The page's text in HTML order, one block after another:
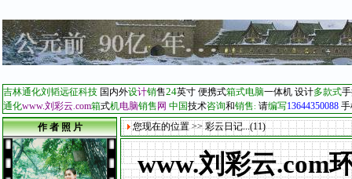
吉林通化刘韬远征科技 国内外设计销售24英寸 便携式箱式电脑一体机 设计多款式
通化www.刘彩云 com箱式机电脑销售 网 中国技术咨询和销售: 请编写13644350088
作 者 照 片
您现在的位置 >> 彩云日记...(11)
www.刘彩云.com